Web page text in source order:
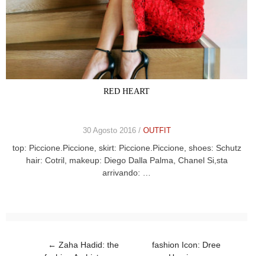
RED HEART
30 Agosto 2016 / OUTFIT
top: Piccione.Piccione, skirt: Piccione.Piccione, shoes: Schutz
hair: Cotril, makeup: Diego Dalla Palma, Chanel Si,sta
arrivando: …
Post navigation
← Zaha Hadid: the
fashion Icon: Dree